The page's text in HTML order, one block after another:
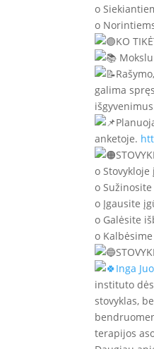
o
o
KO
galima
anketoje.
o
o
o Įgausite
o Galėsite
o
Inga
instituto
stovyklas,
terapijos